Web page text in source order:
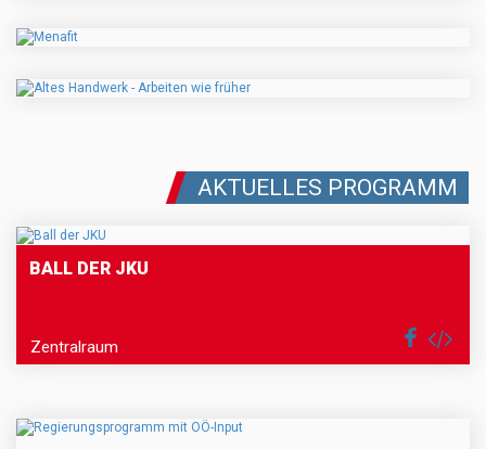
AKTUELLES PROGRAMM
BALL DER JKU
Zentralraum